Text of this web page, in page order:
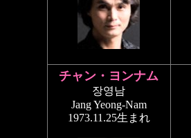
チャン・ヨンナム
장영남
Jang Yeong-Nam
1973.11.25生まれ